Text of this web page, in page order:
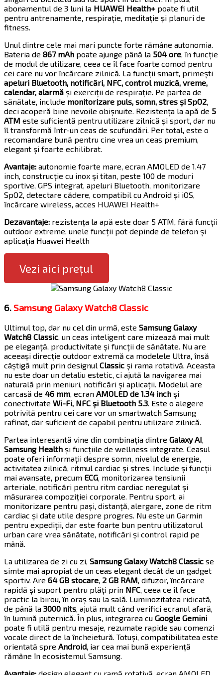
abonamentul de 3 luni la HUAWEI Health+ poate fi util
pentru antrenamente, respirație, meditație și planuri de
fitness.
Unul dintre cele mai mari puncte forte rămâne autonomia.
Bateria de 867 mAh poate ajunge până la 504 ore, în funcție
de modul de utilizare, ceea ce îl face foarte comod pentru
cei care nu vor încărcare zilnică. La funcții smart, primești
apeluri Bluetooth, notificări, NFC, control muzică, vreme,
calendar, alarmă și exerciții de respirație. Pe partea de
sănătate, include monitorizare puls, somn, stres și SpO2,
deci acoperă bine nevoile obișnuite. Rezistența la apă de 5
ATM este suficientă pentru utilizare zilnică și sport, dar nu
îl transformă într-un ceas de scufundări. Per total, este o
recomandare bună pentru cine vrea un ceas premium,
elegant și foarte echilibrat.
Avantaje: autonomie foarte mare, ecran AMOLED de 1.47
inch, construcție cu inox și titan, peste 100 de moduri
sportive, GPS integrat, apeluri Bluetooth, monitorizare
SpO2, detectare cădere, compatibil cu Android și iOS,
încărcare wireless, acces HUAWEI Health+
Dezavantaje: rezistența la apă este doar 5 ATM, fără funcții
outdoor extreme, unele funcții pot depinde de telefon și
aplicația Huawei Health
Vezi aici prețul
6. Samsung Galaxy Watch8 Classic
Ultimul top, dar nu cel din urmă, este Samsung Galaxy
Watch8 Classic, un ceas inteligent care mizează mai mult
pe eleganță, productivitate și funcții de sănătate. Nu are
aceeași direcție outdoor extremă ca modelele Ultra, însă
câștigă mult prin designul Classic și rama rotativă. Aceasta
nu este doar un detaliu estetic, ci ajută la navigarea mai
naturală prin meniuri, notificări și aplicații. Modelul are
carcasă de 46 mm, ecran AMOLED de 1.34 inch și
conectivitate Wi-Fi, NFC și Bluetooth 5.3. Este o alegere
potrivită pentru cei care vor un smartwatch Samsung
rafinat, dar suficient de capabil pentru utilizare zilnică.
Partea interesantă vine din combinația dintre Galaxy AI,
Samsung Health și funcțiile de wellness integrate. Ceasul
poate oferi informații despre somn, nivelul de energie,
activitatea zilnică, ritmul cardiac și stres. Include și funcții
mai avansate, precum ECG, monitorizarea tensiunii
arteriale, notificări pentru ritm cardiac neregulat și
măsurarea compoziției corporale. Pentru sport, ai
monitorizare pentru pași, distanță, alergare, zone de ritm
cardiac și date utile despre progres. Nu este un Garmin
pentru expediții, dar este foarte bun pentru utilizatorul
urban care vrea sănătate, notificări și control rapid pe
mână.
La utilizarea de zi cu zi, Samsung Galaxy Watch8 Classic se
simte mai apropiat de un ceas elegant decât de un gadget
sportiv. Are 64 GB stocare, 2 GB RAM, difuzor, încărcare
rapidă și suport pentru plăți prin NFC, ceea ce îl face
practic la birou, în oraș sau la sală. Luminozitatea ridicată,
de până la 3000 nits, ajută mult când verifici ecranul afară,
în lumină puternică. În plus, integrarea cu Google Gemini
poate fi utilă pentru mesaje, rezumate rapide sau comenzi
vocale direct de la încheietură. Totuși, compatibilitatea este
orientată spre Android, iar cea mai bună experiență
rămâne în ecosistemul Samsung.